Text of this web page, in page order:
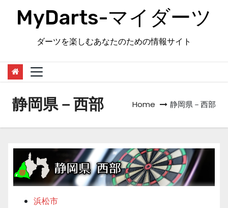
MyDarts-マイダーツ
ダーツを楽しむあなたのための情報サイト
静岡県－西部 Home 静岡県－西部
浜松市